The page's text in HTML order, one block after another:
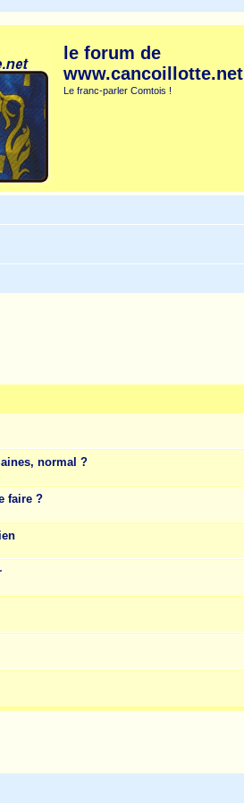
le forum de
www.cancoillotte.net
Le franc-parler Comtois !
normal ?
faire ?